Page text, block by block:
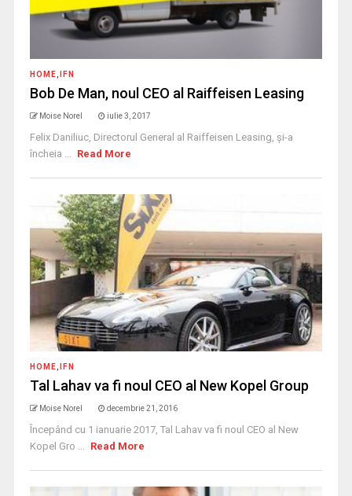
HOME IFN
Bob De Man, noul CEO al Raiffeisen Leasing
Moise Norel iulie 3, 2017
Felix Daniliuc, Directorul General al Raiffeisen Leasing, şi-a
încheia ... Read More
HOME IFN
Tal Lahav va fi noul CEO al New Kopel Group
Moise Norel decembrie 21, 2016
Începând cu 1 ianuarie 2017, Tal Lahav va fi noul CEO al New
Kopel Gro ... Read More